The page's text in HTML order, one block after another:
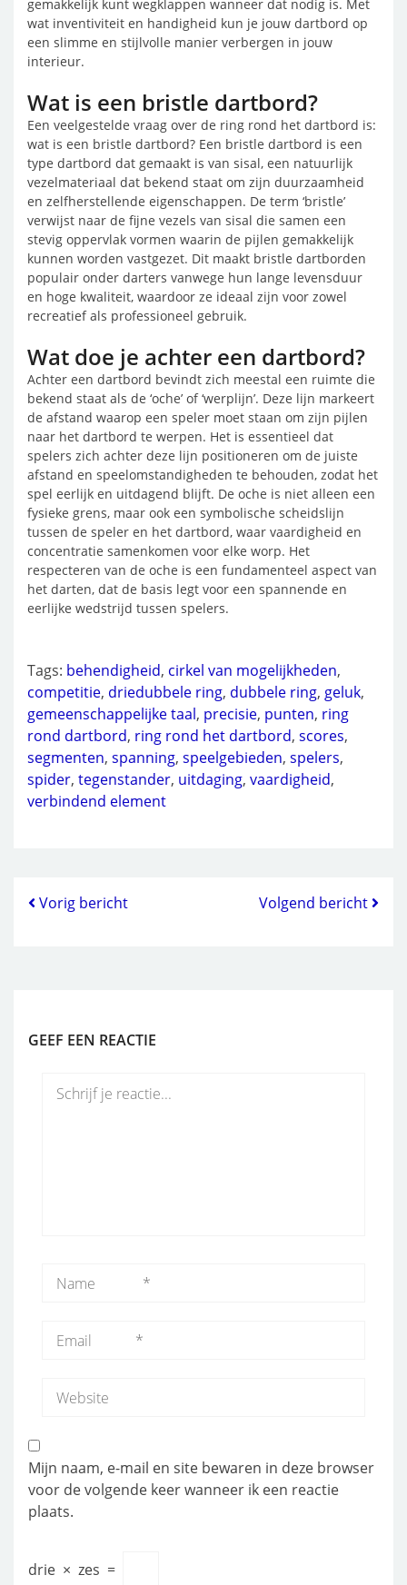
gemakkelijk kunt wegklappen wanneer dat nodig is. Met
wat inventiviteit en handigheid kun je jouw dartbord op
een slimme en stijlvolle manier verbergen in jouw
interieur.
Wat is een bristle dartbord?
Een veelgestelde vraag over de ring rond het dartbord is:
wat is een bristle dartbord? Een bristle dartbord is een
type dartbord dat gemaakt is van sisal, een natuurlijk
vezelmateriaal dat bekend staat om zijn duurzaamheid
en zelfherstellende eigenschappen. De term ‘bristle’
verwijst naar de fijne vezels van sisal die samen een
stevig oppervlak vormen waarin de pijlen gemakkelijk
kunnen worden vastgezet. Dit maakt bristle dartborden
populair onder darters vanwege hun lange levensduur
en hoge kwaliteit, waardoor ze ideaal zijn voor zowel
recreatief als professioneel gebruik.
Wat doe je achter een dartbord?
Achter een dartbord bevindt zich meestal een ruimte die
bekend staat als de ‘oche’ of ‘werplijn’. Deze lijn markeert
de afstand waarop een speler moet staan om zijn pijlen
naar het dartbord te werpen. Het is essentieel dat
spelers zich achter deze lijn positioneren om de juiste
afstand en speelomstandigheden te behouden, zodat het
spel eerlijk en uitdagend blijft. De oche is niet alleen een
fysieke grens, maar ook een symbolische scheidslijn
tussen de speler en het dartbord, waar vaardigheid en
concentratie samenkomen voor elke worp. Het
respecteren van de oche is een fundamenteel aspect van
het darten, dat de basis legt voor een spannende en
eerlijke wedstrijd tussen spelers.
Tags: behendigheid, cirkel van mogelijkheden,
competitie, driedubbele ring, dubbele ring, geluk,
gemeenschappelijke taal, precisie, punten, ring
rond dartbord, ring rond het dartbord, scores,
segmenten, spanning, speelgebieden, spelers,
spider, tegenstander, uitdaging, vaardigheid,
verbindend element
Vorig bericht Volgend bericht
GEEF EEN REACTIE
Mijn naam, e-mail en site bewaren in deze browser
voor de volgende keer wanneer ik een reactie
plaats.
drie × zes =